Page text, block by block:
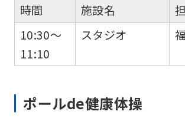
時間
10:30～
11:10
施設名
スタジオ
ポールde健康体操
into
Click
link